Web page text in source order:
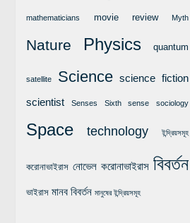
বিজ্ঞান নিয়ে কার্টুন
বাংলাদেশের কথা
mathematicians movie review Myth
Nature Physics quantum
satellite Science science fiction
scientist Senses Sixth sense sociology
Space technology ইন্দ্রিয়সমূহ
করোনাভাইরাস নোভেল করোনাভাইরাস বিবর্তন
ভাইরাস মানব বিবর্তন মানুষের ইন্দ্রিয়সমূহ